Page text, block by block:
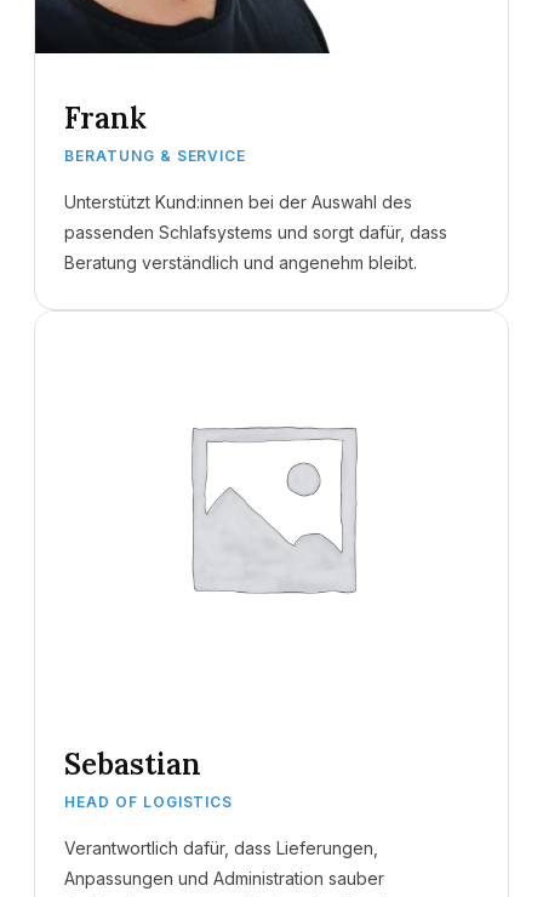
Frank
BERATUNG & SERVICE
Unterstützt Kund:innen bei der Auswahl des
passenden Schlafsystems und sorgt dafür, dass
Beratung verständlich und angenehm bleibt.
Sebastian
HEAD OF LOGISTICS
Verantwortlich dafür, dass Lieferungen,
Anpassungen und Administration sauber